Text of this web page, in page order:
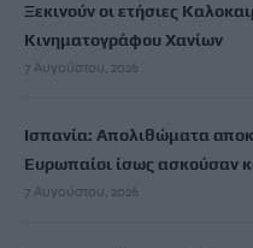
Ξεκινούν οι ετήσιες
Κινηματογράφου Χανίων
7 Αυγούστου, 2026
Ισπανία: Απολιθώματα
Ευρωπαίοι ίσως ασκούσαν
7 Αυγούστου, 2026